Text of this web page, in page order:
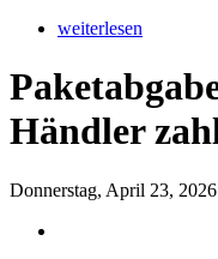
weiterlesen
Händler
Donnerstag, April 23,